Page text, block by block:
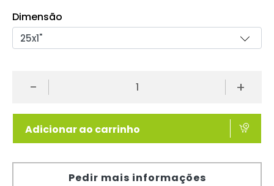
Dimensão
- +
Adicionar ao carrinho
Pedir mais informações